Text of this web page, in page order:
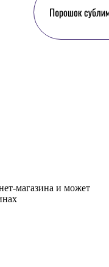
магазина и может